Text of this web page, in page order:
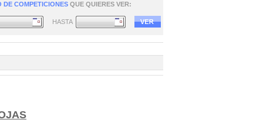
DE COMPETICIONES QUE QUIERES VER:
HASTA